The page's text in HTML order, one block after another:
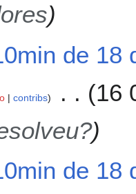
de 18
contribs
16
de 18